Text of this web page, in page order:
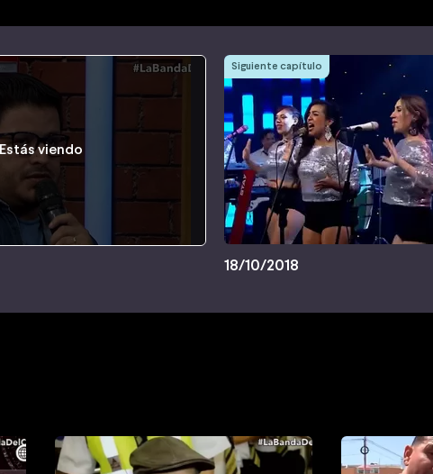
Estás viendo
Siguiente capítulo
18/10/2018